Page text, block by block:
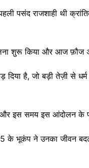
पसंद राजशाही थी
शुरू किया और आज फ़ौज
है, जो बड़ी तेज़ी से
इस समय इस आंदोलन के
भूकंप ने उनका जीवन बदल